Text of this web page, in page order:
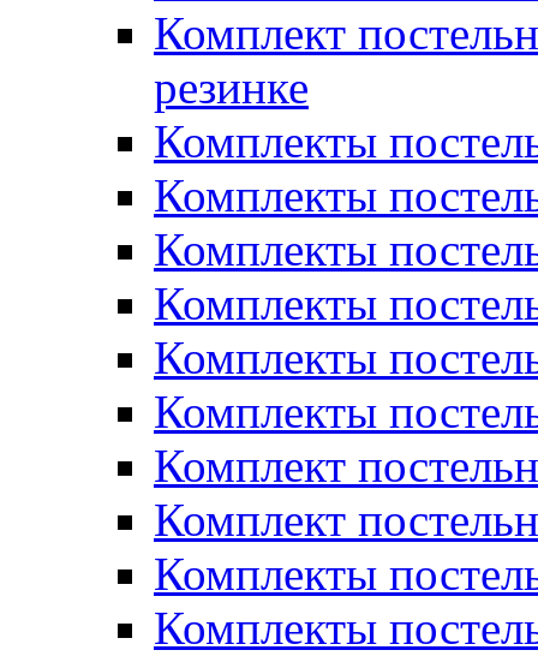
Комплект
резинке
Комплекты
Комплекты
Комплекты
Комплекты
Комплекты
Комплекты
Комплект
Комплект
Комплекты
Комплекты